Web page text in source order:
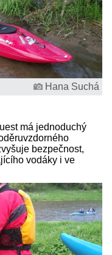
Hana Suchá
má jednoduchý
bezpečnost,
vodáky i ve